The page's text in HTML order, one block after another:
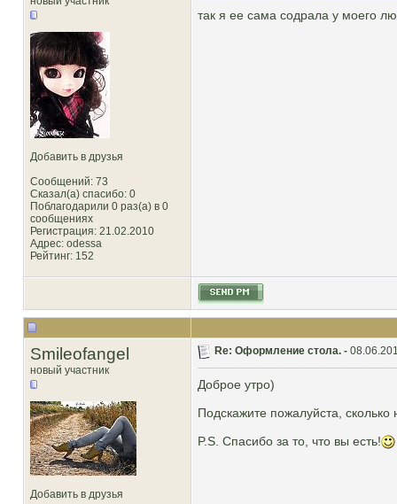
Добавить в друзья
Сообщений: 73
Сказал(а) спасибо: 0
Поблагодарили 0 раз(а) в 0
сообщениях
Регистрация: 21.02.2010
Адрес: odessa
Рейтинг: 152
так я ее сама содрала у моего
Smileofangel
новый участник
Добавить в друзья
Re: Оформление стола. -
Доброе утро)
Подскажите пожалуйста, сколько
P.S. Спасибо за то, что вы есть!